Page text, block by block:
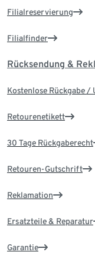
Filialreservierung
Filialfinder
Rücksendung &
Kostenlose Rückgabe /
Retourenetikett
30 Tage Rückgaberecht
Retouren-Gutschrift
Reklamation
Ersatzteile & Reparatur
Garantie